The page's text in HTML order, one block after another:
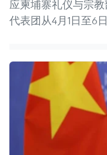
应柬埔寨礼仪与宗
代表团从4月1日至6